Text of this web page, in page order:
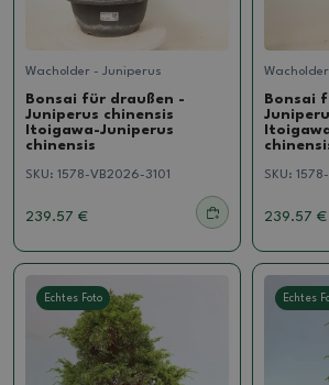
Wacholder - Juniperus
Bonsai für draußen -
Juniperus chinensis
Itoigawa-Juniperus
chinensis
SKU: 1578-VB2026-3101
239.57 €
Bonsai
SKU:
239.57 €
Echtes Foto Echtes